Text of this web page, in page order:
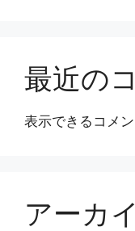
最近の
表示できるコメ
アーカ